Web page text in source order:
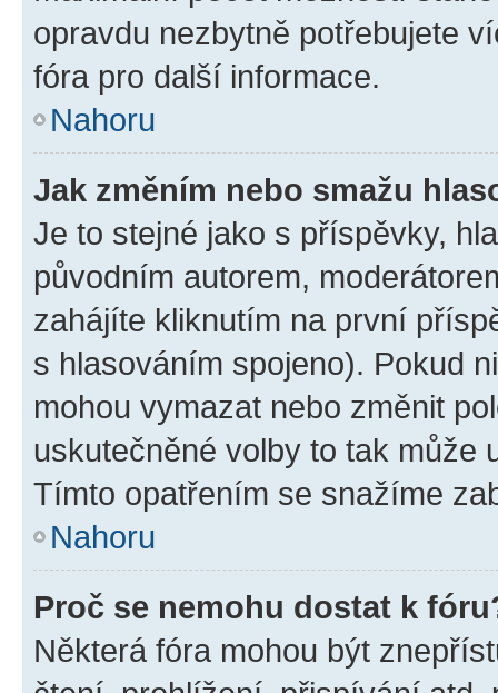
opravdu nezbytně potřebujete
fóra pro další informace.
Nahoru
Jak změním nebo smažu
Je to stejné jako s příspěvky,
původním autorem,
zahájíte kliknutím na první
s hlasováním spojeno). Pokud
mohou vymazat nebo změnit
uskutečněné volby to tak může
Tímto opatřením se snažíme
Nahoru
Proč se nemohu dostat k
Některá fóra mohou být